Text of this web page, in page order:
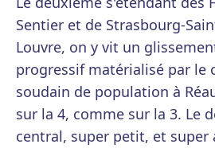
Sentier et de Strasbourg-
Louvre, on y vit un
progressif matérialisé par le
soudain de population à
sur la 4, comme sur la 3. Le
central, super petit, et super